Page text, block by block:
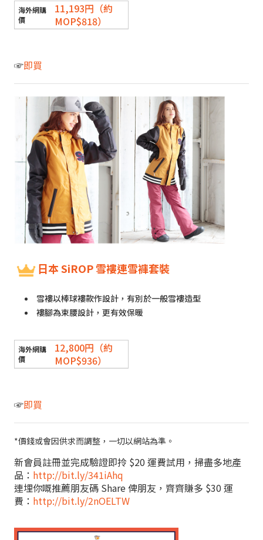
11,193円（約
MOP$818）
☞即買
日本 SiROP 雪褸連雪褲套裝
雪褸以棒球褸款作設計，有別於一般雪褸造型
褸腳為束腰設計，更有效保暖
12,800円（約
MOP$936）
☞即買
*價錢或會因供求而調整，一切以網站為準。
新會員註冊並完成驗證即拎 $20 運費試用，掃盡多地產
品： http://bit.ly/341iAhq
連埋你嘅推薦朋友碼 Share 俾朋友，齊齊賺多 $30 運
費： http://bit.ly/2nOELTW